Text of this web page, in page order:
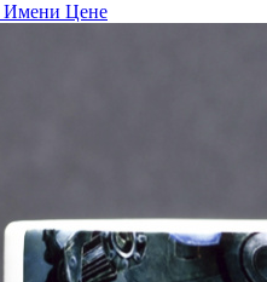
Имени Цене